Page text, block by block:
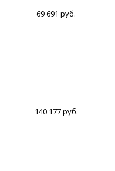
69 691 руб.
140 177 руб.